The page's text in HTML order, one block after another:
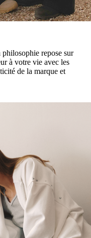
repose sur
à votre vie avec les
de la marque et